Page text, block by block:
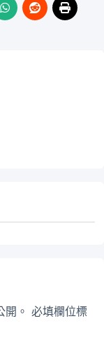
。 必填欄位標